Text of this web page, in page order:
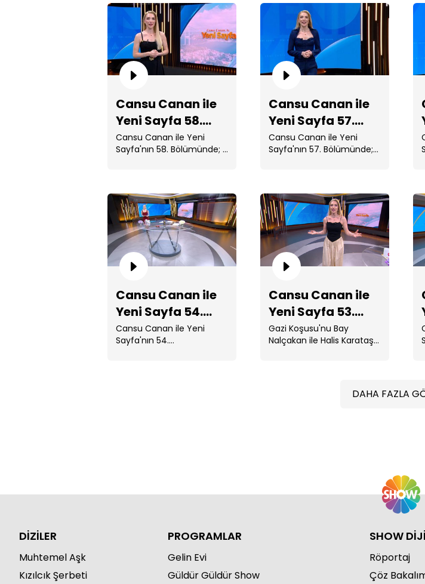
Cansu Canan ile
Yeni Sayfa 58.
Bölüm
Cansu Canan ile Yeni
Sayfa'nın 58. Bölümünde;
Cansu Canan ile
Yeni Sayfa 57.
Bölüm
Cansu Canan ile Yeni
Sayfa'nın 57. Bölümünde;
Cansu Canan ile
Yeni Sayfa 54.
Bölüm
Cansu Canan ile Yeni
Sayfa'nın 54.
Cansu Canan ile
Yeni Sayfa 53.
Bölüm
Gazi Koşusu'nu Bay
Nalçakan ile Halis Karataş
DAHA FAZLA
DİZİLER
Muhtemel Aşk
Kızılcık Şerbeti
PROGRAMLAR
Gelin Evi
Güldür Güldür Show
SHOW
Röportaj
Çöz